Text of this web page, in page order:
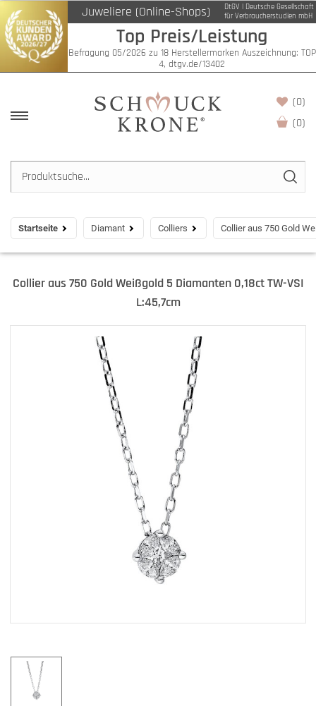
Juweliere (Online-Shops)
DtGV | Deutsche Gesellschaft
für Verbraucherstudien mbH
Top Preis/Leistung
Befragung 05/2026 zu 18 Herstellermarken Auszeichnung: TOP
4, dtgv.de/13402
(0)
(0)
Startseite Diamant Colliers Collier aus 750 Gold
Collier aus 750 Gold Weißgold 5 Diamanten 0,18ct TW-VSI
L:45,7cm